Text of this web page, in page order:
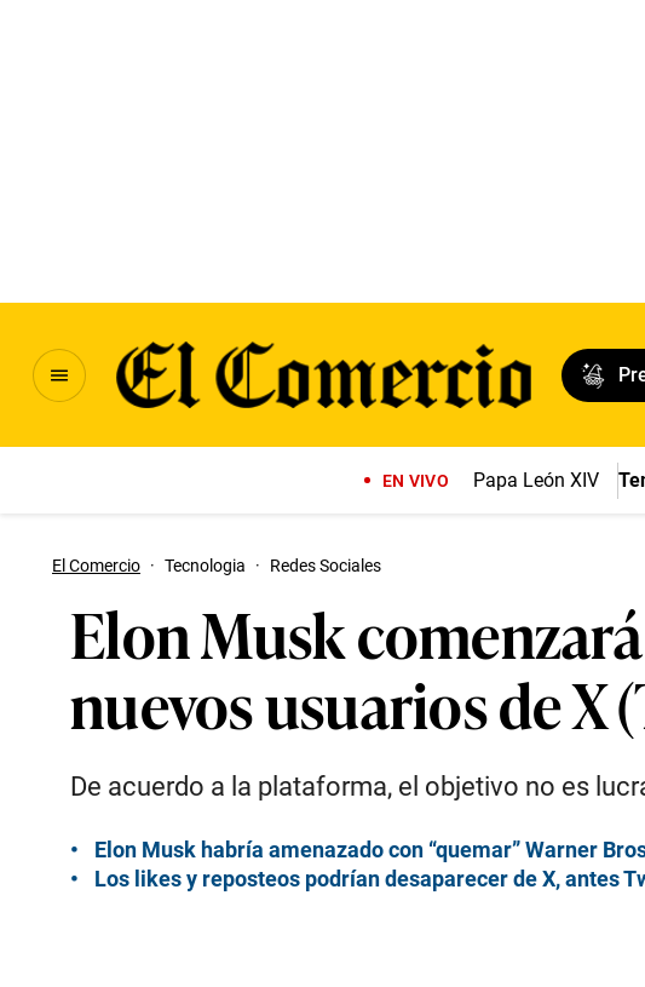
EN VIVO Papa León XIV
El Comercio · Tecnologia · Redes Sociales
Elon Musk
nuevos usuarios de X
De acuerdo a la plataforma, el objetivo no es
Elon Musk habría amenazado con “quemar” Warner
Los likes y reposteos podrían desaparecer de X, antes